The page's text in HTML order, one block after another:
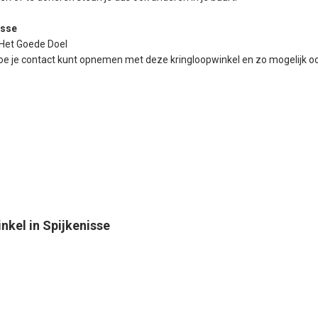
Goede Doel
je contact kunt opnemen met deze kringloopwinkel en zo mogelijk
in Spijkenisse